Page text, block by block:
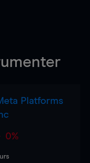
Platforms
0%